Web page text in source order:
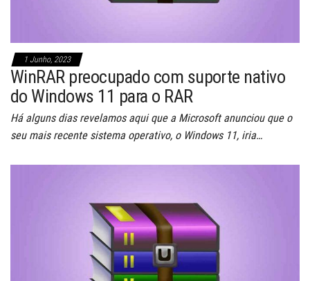
1 Junho, 2023
WinRAR preocupado com suporte nativo
do Windows 11 para o RAR
Há alguns dias revelamos aqui que a Microsoft anunciou que o
seu mais recente sistema operativo, o Windows 11, iria…